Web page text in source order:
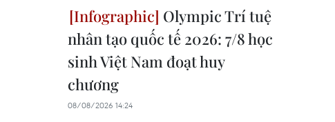
Olympic Trí tuệ
nhân tạo quốc tế 2026: 7/8 học
sinh Việt Nam đoạt huy
chương
08/08/2026 14:24